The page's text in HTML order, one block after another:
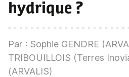
hydrique ?
Par : Sophie GENDRE
TRIBOUILLOIS (Terres
(ARVALIS)